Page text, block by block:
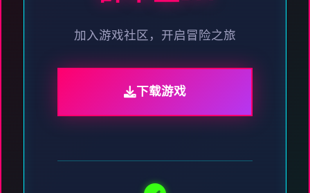
加入游戏社区，开启冒险之旅
下载游戏